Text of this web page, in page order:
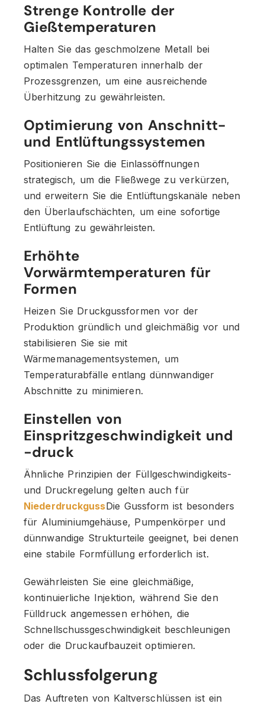
Strenge Kontrolle der
Gießtemperaturen
Halten Sie das geschmolzene Metall bei
optimalen Temperaturen innerhalb der
Prozessgrenzen, um eine ausreichende
Überhitzung zu gewährleisten.
Optimierung von Anschnitt-
und Entlüftungssystemen
Positionieren Sie die Einlassöffnungen
strategisch, um die Fließwege zu verkürzen,
und erweitern Sie die Entlüftungskanäle neben
den Überlaufschächten, um eine sofortige
Entlüftung zu gewährleisten.
Erhöhte
Vorwärmtemperaturen für
Formen
Heizen Sie Druckgussformen vor der
Produktion gründlich und gleichmäßig vor und
stabilisieren Sie sie mit
Wärmemanagementsystemen, um
Temperaturabfälle entlang dünnwandiger
Abschnitte zu minimieren.
Einstellen von
Einspritzgeschwindigkeit und
-druck
Ähnliche Prinzipien der Füllgeschwindigkeits-
und Druckregelung gelten auch für
NiederdruckgussDie Gussform ist besonders
für Aluminiumgehäuse, Pumpenkörper und
dünnwandige Strukturteile geeignet, bei denen
eine stabile Formfüllung erforderlich ist.
Gewährleisten Sie eine gleichmäßige,
kontinuierliche Injektion, während Sie den
Fülldruck angemessen erhöhen, die
Schnellschussgeschwindigkeit beschleunigen
oder die Druckaufbauzeit optimieren.
Schlussfolgerung
Das Auftreten von Kaltverschlüssen ist ein